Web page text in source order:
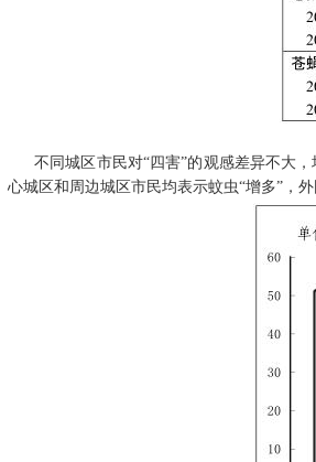
不同城区市民对“四害”的观感差异不大
心城区和周边城区市民均表示蚊虫“增多”，